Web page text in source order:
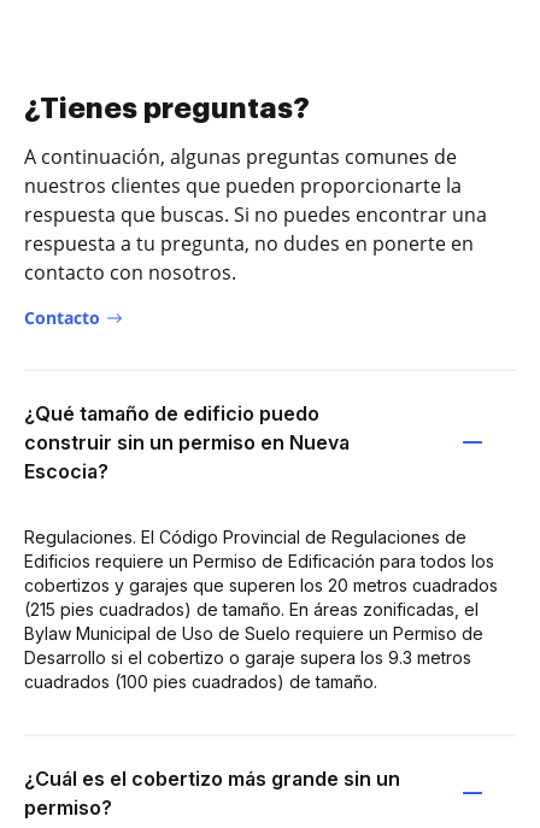
¿Tienes preguntas?
A continuación, algunas preguntas comunes de
nuestros clientes que pueden proporcionarte la
respuesta que buscas. Si no puedes encontrar una
respuesta a tu pregunta, no dudes en ponerte en
contacto con nosotros.
Contacto
¿Qué tamaño de edificio puedo
construir sin un permiso en Nueva
Escocia?
Regulaciones. El Código Provincial de Regulaciones de
Edificios requiere un Permiso de Edificación para todos los
cobertizos y garajes que superen los 20 metros cuadrados
(215 pies cuadrados) de tamaño. En áreas zonificadas, el
Bylaw Municipal de Uso de Suelo requiere un Permiso de
Desarrollo si el cobertizo o garaje supera los 9.3 metros
cuadrados (100 pies cuadrados) de tamaño.
¿Cuál es el cobertizo más grande sin un
permiso?